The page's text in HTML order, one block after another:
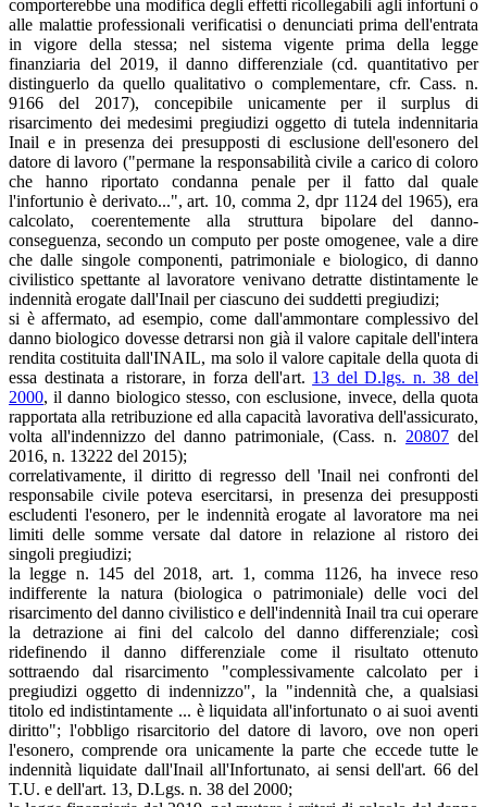
comporterebbe una modifica degli effetti ricollegabili agli infortuni o
alle malattie professionali verificatisi o denunciati prima dell'entrata
in vigore della stessa; nel sistema vigente prima della legge
finanziaria del 2019, il danno differenziale (cd. quantitativo per
distinguerlo da quello qualitativo o complementare, cfr. Cass. n.
9166 del 2017), concepibile unicamente per il surplus di
risarcimento dei medesimi pregiudizi oggetto di tutela indennitaria
Inail e in presenza dei presupposti di esclusione dell'esonero del
datore di lavoro ("permane la responsabilità civile a carico di coloro
che hanno riportato condanna penale per il fatto dal quale
l'infortunio è derivato...", art. 10, comma 2, dpr 1124 del 1965), era
calcolato, coerentemente alla struttura bipolare del danno-
conseguenza, secondo un computo per poste omogenee, vale a dire
che dalle singole componenti, patrimoniale e biologico, di danno
civilistico spettante al lavoratore venivano detratte distintamente le
indennità erogate dall'Inail per ciascuno dei suddetti pregiudizi;
si è affermato, ad esempio, come dall'ammontare complessivo del
danno biologico dovesse detrarsi non già il valore capitale dell'intera
rendita costituita dall'INAIL, ma solo il valore capitale della quota di
essa destinata a ristorare, in forza dell'art. 13 del D.lgs. n. 38 del
2000, il danno biologico stesso, con esclusione, invece, della quota
rapportata alla retribuzione ed alla capacità lavorativa dell'assicurato,
volta all'indennizzo del danno patrimoniale, (Cass. n. 20807 del
2016, n. 13222 del 2015);
correlativamente, il diritto di regresso dell 'Inail nei confronti del
responsabile civile poteva esercitarsi, in presenza dei presupposti
escludenti l'esonero, per le indennità erogate al lavoratore ma nei
limiti delle somme versate dal datore in relazione al ristoro dei
singoli pregiudizi;
la legge n. 145 del 2018, art. 1, comma 1126, ha invece reso
indifferente la natura (biologica o patrimoniale) delle voci del
risarcimento del danno civilistico e dell'indennità Inail tra cui operare
la detrazione ai fini del calcolo del danno differenziale; così
ridefinendo il danno differenziale come il risultato ottenuto
sottraendo dal risarcimento "complessivamente calcolato per i
pregiudizi oggetto di indennizzo", la "indennità che, a qualsiasi
titolo ed indistintamente ... è liquidata all'infortunato o ai suoi aventi
diritto"; l'obbligo risarcitorio del datore di lavoro, ove non operi
l'esonero, comprende ora unicamente la parte che eccede tutte le
indennità liquidate dall'Inail all'Infortunato, ai sensi dell'art. 66 del
T.U. e dell'art. 13, D.Lgs. n. 38 del 2000;